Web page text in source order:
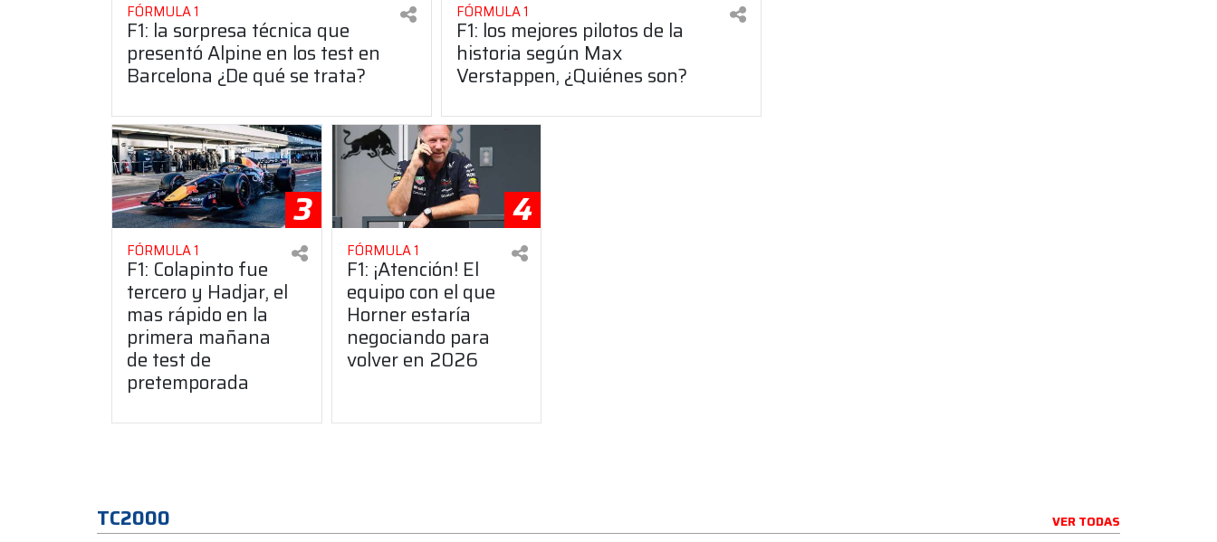
FÓRMULA 1
F1: la sorpresa técnica que
presentó Alpine en los test en
Barcelona ¿De qué se trata?
FÓRMULA 1
F1: los mejores pilotos de la
historia según Max
Verstappen, ¿Quiénes son?
3
FÓRMULA 1
F1: Colapinto fue
tercero y Hadjar, el
mas rápido en la
primera mañana
de test de
pretemporada
4
FÓRMULA 1
F1: ¡Atención! El
equipo con el que
Horner estaría
negociando para
volver en 2026
TC2000 VER TODAS